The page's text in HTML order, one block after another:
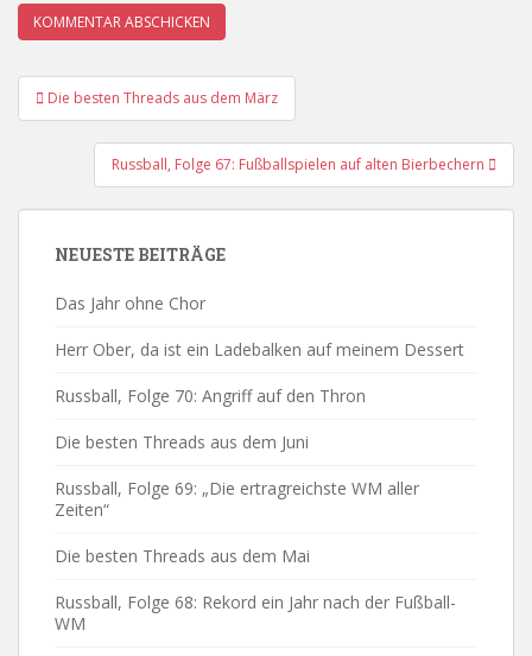
Beitrags-
Navigation
Die besten Threads aus dem März
Russball, Folge 67: Fußballspielen auf alten Bierbechern
NEUESTE BEITRÄGE
Das Jahr ohne Chor
Herr Ober, da ist ein Ladebalken auf meinem Dessert
Russball, Folge 70: Angriff auf den Thron
Die besten Threads aus dem Juni
Russball, Folge 69: „Die ertragreichste WM aller
Zeiten“
Die besten Threads aus dem Mai
Russball, Folge 68: Rekord ein Jahr nach der Fußball-
WM